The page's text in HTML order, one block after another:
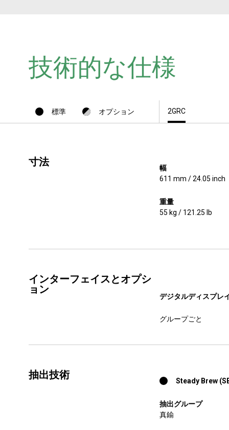
技術的な仕様
標準 オプション 2GRC
寸法
幅
611 mm / 24.05 inch
重量
55 kg / 121.25 lb
インターフェイスとオプシ
ョン
デジタルディスプレ
グループごと
抽出技術 Steady Brew
抽出グループ
真鍮